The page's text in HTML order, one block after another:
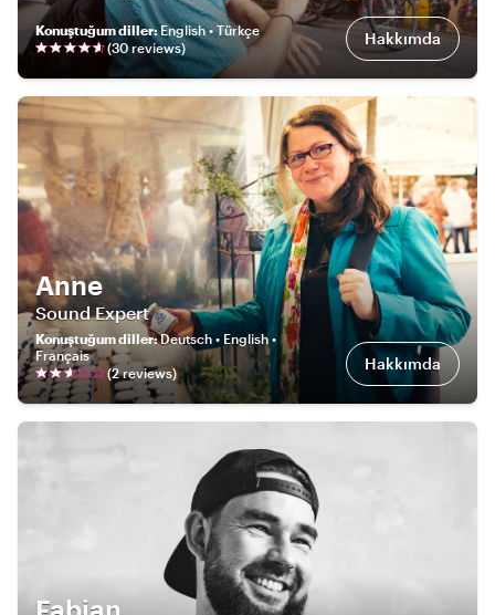
Konuştuğum diller:English • Türkçe
(30 reviews) Hakkımda
Anne
Sound Expert
Konuştuğum diller:Deutsch • English •
Français
(2reviews) Hakkımda